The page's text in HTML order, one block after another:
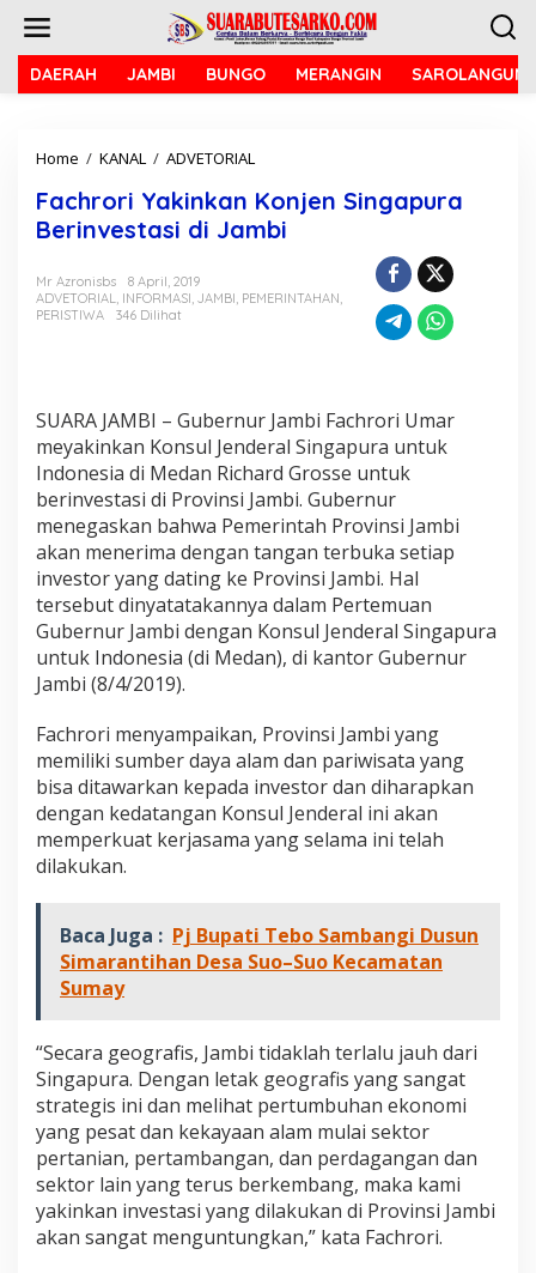
DAERAH JAMBI BUNGO MERANGIN SAROLANGUN
Home / KANAL / ADVETORIAL
c
h
r
i
n
k
a
n
K
o
n
j
e
n
S
i
p
u
r
a
B
e
v
e
s
s
d
J
a
m
b
i
Fachrori Yakinkan Konjen Singapura
Berinvestasi di Jambi
Mr Azronisbs
8 April, 2019
ADVETORIAL, INFORMASI, JAMBI, PEMERINTAHAN,
PERISTIWA
346 Dilihat
SUARA JAMBI – Gubernur Jambi Fachrori Umar
meyakinkan Konsul Jenderal Singapura untuk
Indonesia di Medan Richard Grosse untuk
berinvestasi di Provinsi Jambi. Gubernur
menegaskan bahwa Pemerintah Provinsi Jambi
akan menerima dengan tangan terbuka setiap
investor yang dating ke Provinsi Jambi. Hal
tersebut dinyatatakannya dalam Pertemuan
Gubernur Jambi dengan Konsul Jenderal Singapura
untuk Indonesia (di Medan), di kantor Gubernur
Jambi (8/4/2019).
Fachrori menyampaikan, Provinsi Jambi yang
memiliki sumber daya alam dan pariwisata yang
bisa ditawarkan kepada investor dan diharapkan
dengan kedatangan Konsul Jenderal ini akan
memperkuat kerjasama yang selama ini telah
dilakukan.
Baca Juga : Pj Bupati Tebo Sambangi Dusun
Simarantihan Desa Suo–Suo Kecamatan
Sumay
“Secara geografis, Jambi tidaklah terlalu jauh dari
Singapura. Dengan letak geografis yang sangat
strategis ini dan melihat pertumbuhan ekonomi
yang pesat dan kekayaan alam mulai sektor
pertanian, pertambangan, dan perdagangan dan
sektor lain yang terus berkembang, maka kami
yakinkan investasi yang dilakukan di Provinsi Jambi
akan sangat menguntungkan,” kata Fachrori.